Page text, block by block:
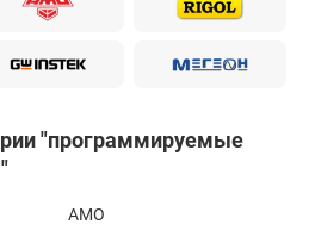
"программируемые
AMO